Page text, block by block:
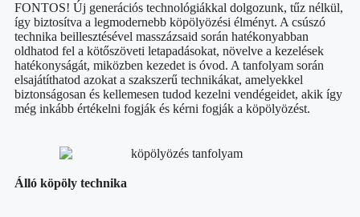
FONTOS! Új generációs technológiákkal dolgozunk, tűz nélkül,
így biztosítva a legmodernebb köpölyözési élményt. A csúszó
technika beillesztésével masszázsaid során hatékonyabban
oldhatod fel a kötőszöveti letapadásokat, növelve a kezelések
hatékonyságát, miközben kezedet is óvod. A tanfolyam során
elsajátíthatod azokat a szakszerű technikákat, amelyekkel
biztonságosan és kellemesen tudod kezelni vendégeidet, akik így
még inkább értékelni fogják és kérni fogják a köpölyözést.
Álló köpöly technika